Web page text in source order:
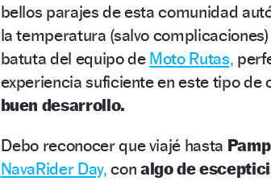
bellos parajes de esta comunidad
la temperatura (salvo
batuta del equipo de Moto Rutas,
experiencia suficiente en este tipo de
buen desarrollo.
Debo reconocer que viajé hasta
NavaRider Day, con algo de